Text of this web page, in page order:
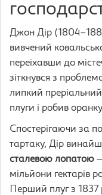
Джон Дір
вивчений
переїхавши до
зіткнувся з
липкий
плуги і робив
Спостерігаючи за
тартаку, Дір
сталевою лопатою
мільйони гектарів
Перший плуг з